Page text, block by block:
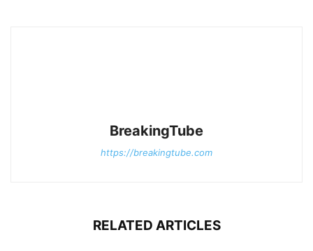
BreakingTube
https://breakingtube.com
RELATED ARTICLES